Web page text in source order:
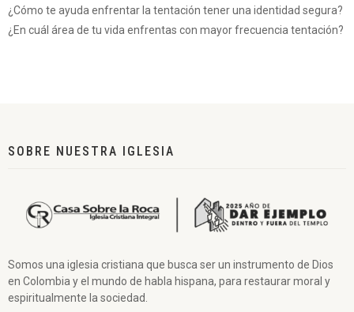
¿Cómo te ayuda enfrentar la tentación tener una identidad segura?
¿En cuál área de tu vida enfrentas con mayor frecuencia tentación?
SOBRE NUESTRA IGLESIA
Somos una iglesia cristiana que busca ser un instrumento de Dios
en Colombia y el mundo de habla hispana, para restaurar moral y
espiritualmente la sociedad.